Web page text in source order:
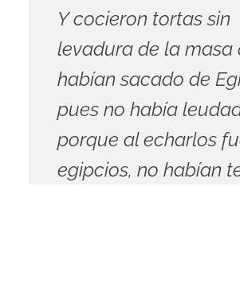
Y cocieron tortas sin
levadura de la masa
habían sacado de
pues no había
porque al echarlos
egipcios, no habían